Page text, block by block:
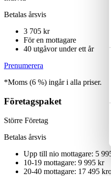
Betalas årsvis
3 705 kr
För en mottagare
40 utgåvor under ett år
Prenumerera
*Moms (6 %) ingår i alla priser.
Företagspaket
Större Företag
Betalas årsvis
Upp till nio mottagare: 5
10-19 mottagare: 9 995 kr
20-40 mottagare: 17 495